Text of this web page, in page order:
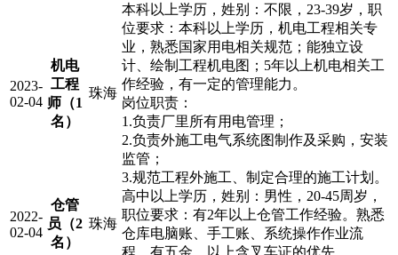
2023-
02-04
机电
工程
师（1
名）
珠海
本科以上学历，姓别：不限，23-39岁，职
位要求：本科以上学历，机电工程相关专
业，熟悉国家用电相关规范；能独立设
计、绘制工程机电图；5年以上机电相关工
作经验，有一定的管理能力。
岗位职责：
1.负责厂里所有用电管理；
2.负责外施工电气系统图制作及采购，安装
监管；
3.规范工程外施工、制定合理的施工计划。
2022-
02-04
仓管
员（2
名）
珠海
高中以上学历，姓别：男性，20-45周岁，
职位要求：有2年以上仓管工作经验。熟悉
仓库电脑账、手工账、系统操作作业流
程，有五金、以上含叉车证的优先。